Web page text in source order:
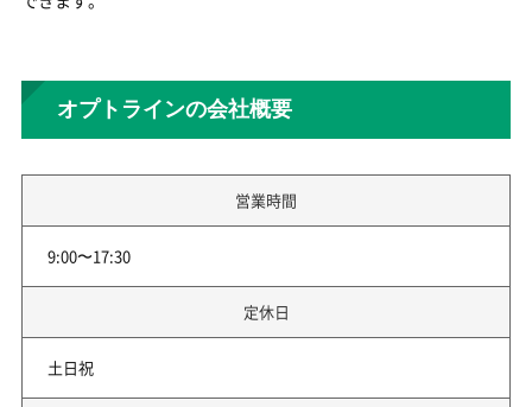
オプトラインの会社概要
営業時間
9:00〜17:30
定休日
土日祝